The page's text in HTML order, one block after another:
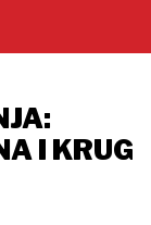
I KRUG